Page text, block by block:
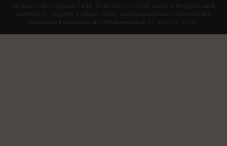
Запись о регистрации СМИ: Эл № ФС 77-73438, выдано Федеральной
службой по надзору в сфере связи, информационных технологий и
массовых коммуникаций (Роскомнадзор) 17 августа 2018 г.